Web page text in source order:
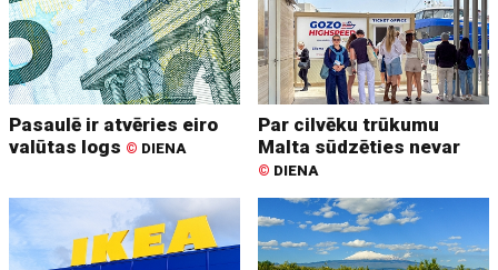
Pasaulē ir atvēries eiro
valūtas logs © DIENA
Par cilvēku trūkumu
Malta sūdzēties nevar
© DIENA